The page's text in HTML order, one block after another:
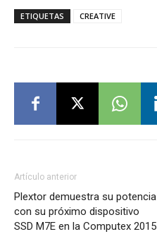
ETIQUETAS CREATIVE
Artículo anterior
Plextor demuestra su potencia
con su próximo dispositivo
SSD M7E en la Computex 2015